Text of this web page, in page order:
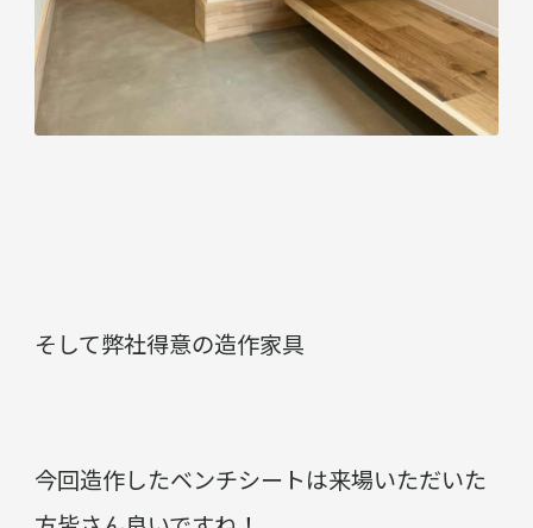
そして弊社得意の造作家具
今回造作したベンチシートは来場いただいた